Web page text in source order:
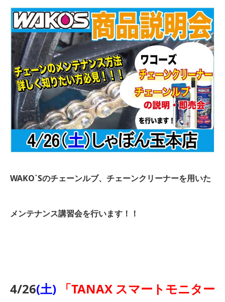
WAKO`Sのチェーンルブ、チェーンクリーナーを用いた
メンテナンス講習会を行います！！
4/26(土) 「TANAX スマートモニター